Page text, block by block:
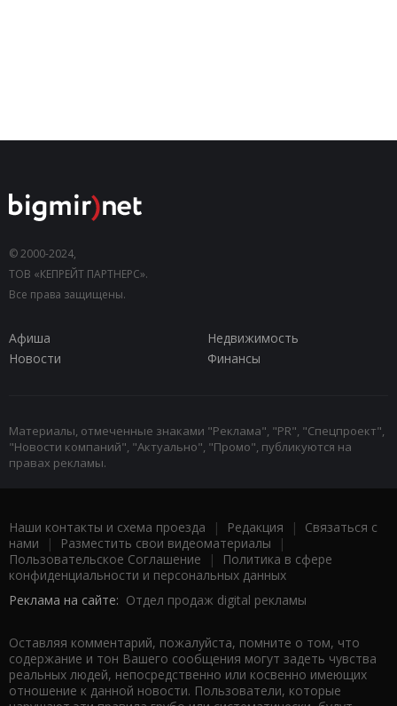
© 2000-2024,
ТОВ «КЕПРЕЙТ ПАРТНЕРС».
Все права защищены.
Афиша
Недвижимость
Новости
Финансы
Материалы, отмеченные знаками "Реклама", "PR", "Спецпроект",
"Новости компаний", "Актуально", "Промо", публикуются на
правах рекламы.
Наши контакты и схема проезда | Редакция | Связаться с
нами | Разместить свои видеоматериалы |
Пользовательское Соглашение |
Политика в сфере
конфиденциальности и персональных данных
Реклама на сайте: Отдел продаж digital рекламы
Оставляя комментарий, пожалуйста, помните о том, что
содержание и тон Вашего сообщения могут задеть чувства
реальных людей, непосредственно или косвенно имеющих
отношение к данной новости. Пользователи, которые